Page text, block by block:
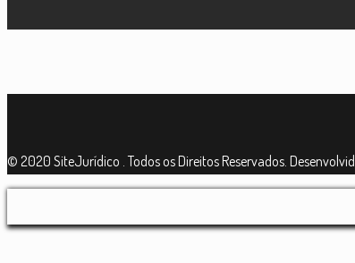
© 2020 SiteJurídico . Todos os Direitos Reservados.